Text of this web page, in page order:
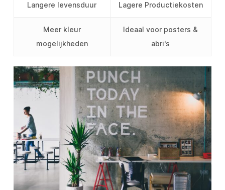
Langere levensduur Lagere Productiekosten
Meer kleur
mogelijkheden
Ideaal voor posters &
abri's